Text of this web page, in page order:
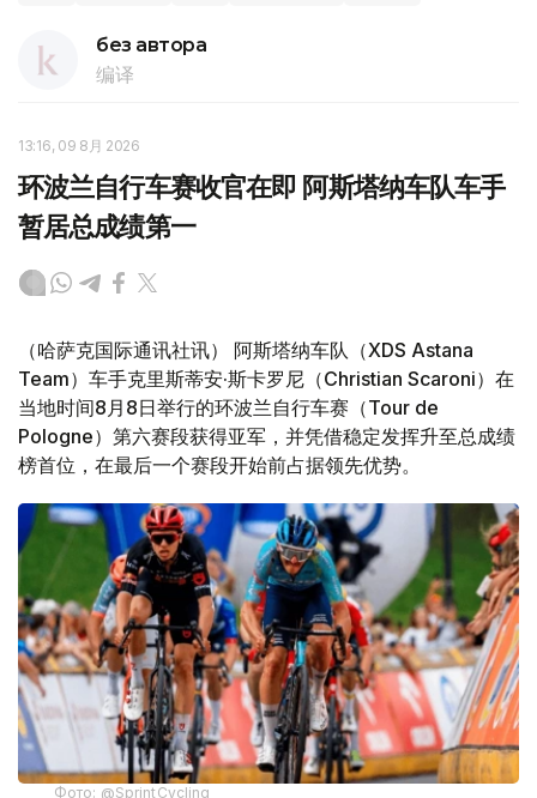
без автора
编译
13:16, 09 8月 2026
环波兰自行车赛收官在即 阿斯塔纳车队车手
暂居总成绩第一
（哈萨克国际通讯社讯） 阿斯塔纳车队（XDS Astana
Team）车手克里斯蒂安·斯卡罗尼（Christian Scaroni）在
当地时间8月8日举行的环波兰自行车赛（Tour de
Pologne）第六赛段获得亚军，并凭借稳定发挥升至总成绩
榜首位，在最后一个赛段开始前占据领先优势。
Фото: @SprintCycling